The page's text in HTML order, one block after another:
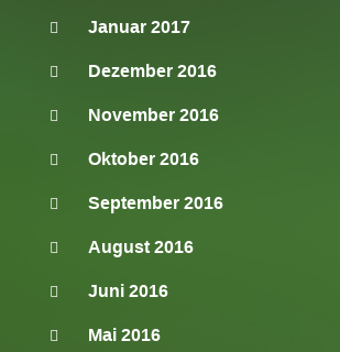
Januar 2017
Dezember 2016
November 2016
Oktober 2016
September 2016
August 2016
Juni 2016
Mai 2016